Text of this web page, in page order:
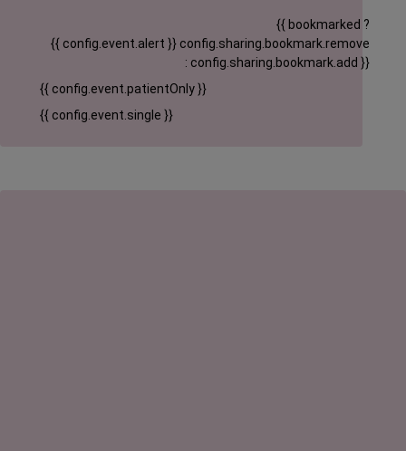
{{ config.event.alert }}
{{ bookmarked ?
config.sharing.bookmark.remove
: config.sharing.bookmark.add }}
{{ config.event.patientOnly }}
{{ config.event.single }}